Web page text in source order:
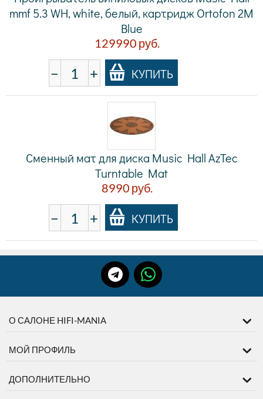
mmf 5.3 WH, white, белый, картридж Ortofon 2M
Blue
129990 руб.
− + КУПИТЬ
Сменный мат для диска Music Hall AzTec
Turntable Mat
8990 руб.
− + КУПИТЬ
О САЛОНЕ HIFI-MANIA
МОЙ ПРОФИЛЬ
ДОПОЛНИТЕЛЬНО